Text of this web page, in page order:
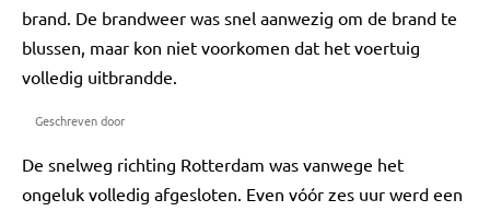
brand. De brandweer was snel aanwezig om de brand te
blussen, maar kon niet voorkomen dat het voertuig
volledig uitbrandde.
Geschreven door
De snelweg richting Rotterdam was vanwege het
ongeluk volledig afgesloten. Even vóór zes uur werd een